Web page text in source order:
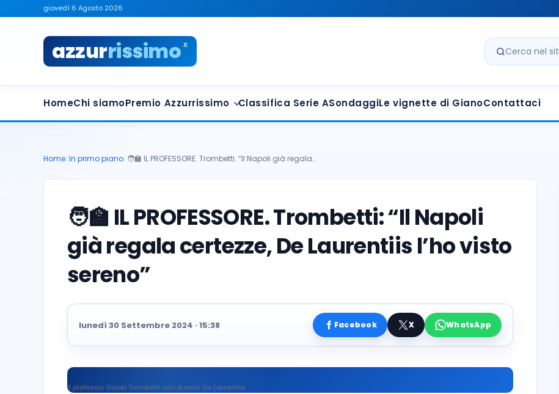
giovedì 6 Agosto 2026
azzurrissimo.it
Cerca nel sito
HomeChi siamoPremio Azzurrissimo Classifica Serie ASondaggiLe vignette di GianoContattaci
Home In primo piano 🧑‍🏫 IL PROFESSORE. Trombetti: “Il Napoli già regala…
🧑‍🏫 IL PROFESSORE. Trombetti: “Il Napoli
già regala certezze, De Laurentiis l’ho visto
sereno”
lunedì 30 Settembre 2024 · 15:38 Facebook X WhatsApp
Il professor Guido Trombetti con Aurelio De Laurentiis